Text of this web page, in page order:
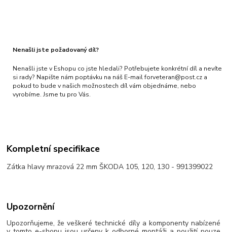
Nenašli jste požadovaný díl?
Nenašli jste v Eshopu co jste hledali? Potřebujete konkrétní díl a nevíte
si rady? Napište nám poptávku na náš E-mail forveteran@post.cz a
pokud to bude v našich možnostech díl vám objednáme, nebo
vyrobíme. Jsme tu pro Vás.
Kompletní specifikace
Zátka hlavy mrazová 22 mm ŠKODA 105, 120, 130 - 991399022
Upozornění
Upozorňujeme, že veškeré technické díly a komponenty nabízené